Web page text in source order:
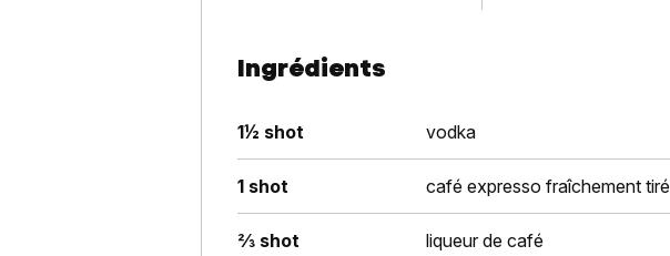
Ingrédients
1½ shot vodka
1 shot café expresso fraîchement tiré
⅔ shot liqueur de café